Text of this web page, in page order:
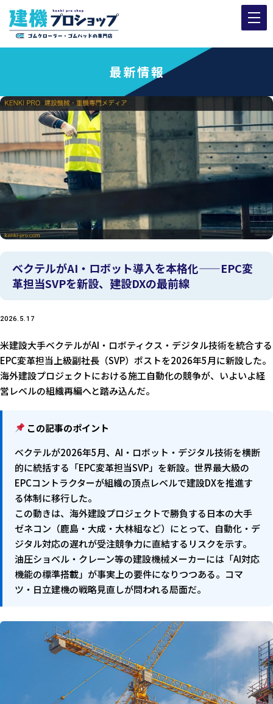
最新情報
ベクテルがAI・ロボット導入を本格化——EPC変
革担当SVPを新設、建設DXの最前線
2026.5.17
米建設大手ベクテルがAI・ロボティクス・デジタル技術を統合する
EPC変革担当上級副社長（SVP）ポストを2026年5月に新設した。
海外建設プロジェクトにおける施工自動化の競争が、いよいよ経
営レベルの組織再編へと踏み込んだ。
この記事のポイント
ベクテルが2026年5月、AI・ロボット・デジタル技術を横断
的に統括する「EPC変革担当SVP」を新設。世界最大級の
EPCコントラクターが組織の頂点レベルで建設DXを推進す
る体制に移行した。
この動きは、海外建設プロジェクトで勝負する日本の大手
ゼネコン（鹿島・大成・大林組など）にとって、自動化・デ
ジタル対応の遅れが受注競争力に直結するリスクを示す。
油圧ショベル・クレーン等の建設機械メーカーには「AI対応
機能の標準搭載」が事実上の要件になりつつある。コマ
ツ・日立建機の戦略見直しが問われる局面だ。